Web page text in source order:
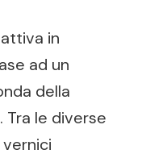
in
ad un
della
le diverse